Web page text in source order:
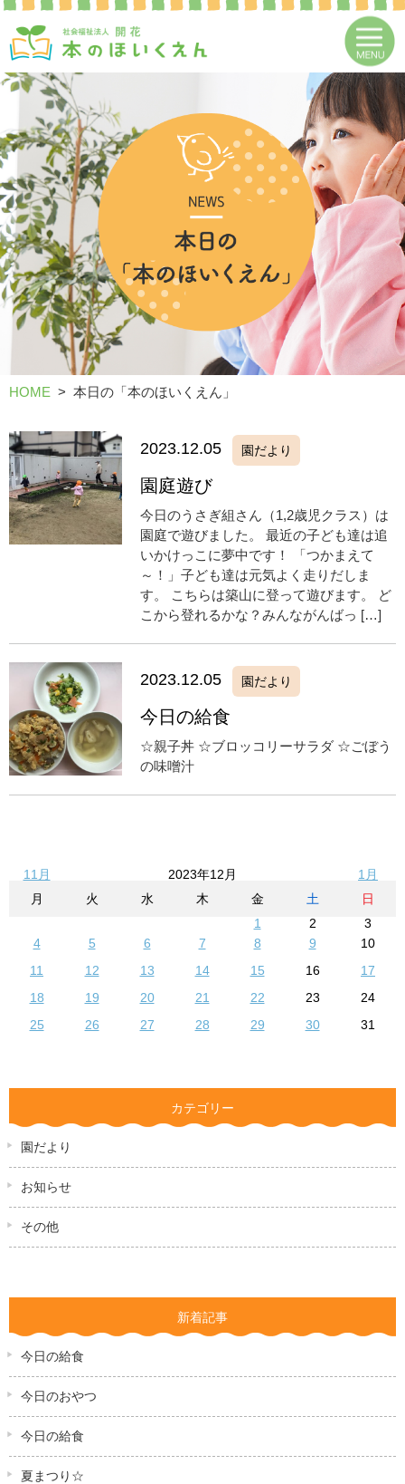
HOME 本日の「本のほいくえん」
2023.12.05 園だより
園庭遊び
今日のうさぎ組さん（1,2歳児クラス）は
園庭で遊びました。 最近の子ども達は追
いかけっこに夢中です！ 「つかまえて
～！」子ども達は元気よく走りだしま
す。 こちらは築山に登って遊びます。 ど
こから登れるかな？みんながんばっ […]
2023.12.05 園だより
今日の給食
☆親子丼 ☆ブロッコリーサラダ ☆ごぼう
の味噌汁
11月 2023年12月
1月
月
火 水 木 金 土
日
1
2
3
4
5 6 7 8 9
10
11
12 13 14 15 16
17
18
19 20 21 22 23
24
25
26 27 28 29 30 31
カテゴリー
園だより
お知らせ
その他
新着記事
今日の給食
今日のおやつ
今日の給食
夏まつり☆